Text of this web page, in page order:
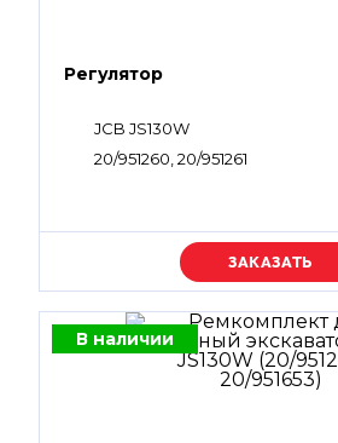
Регулятор
JCB JS130W
20/951260, 20/951261
Уточняйте цену
В наличии